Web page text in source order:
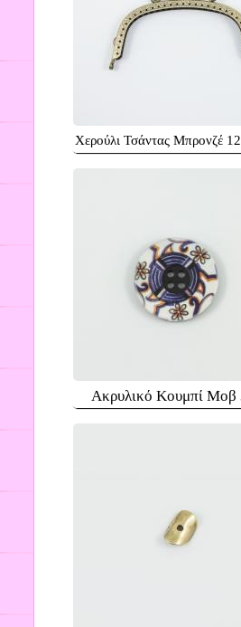
Χερούλι Τσάντας Μπρονζέ
Ακρυλικό Κουμπί Μοβ